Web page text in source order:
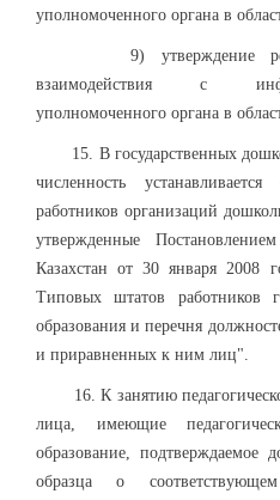
уполномоченного органа в
9) утверждение
взаимодействия с
уполномоченного органа в
15. В государственных
численность
работников организаций
утвержденные
Казахстан от 30 января
Типовых штатов работников
образования и перечня
и приравненных к ним лиц".
16. К занятию
лица, имеющие
образование, подтверждаемое
образца о